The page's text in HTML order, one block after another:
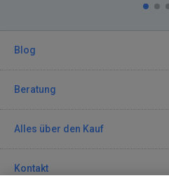
Blog
Beratung
Alles über den Kauf
Kontakt